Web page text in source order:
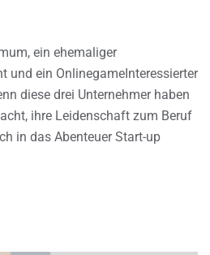
ein ehemaliger
und ein OnlinegameInteressierter
diese drei Unternehmer haben
ihre Leidenschaft zum Beruf
in das Abenteuer Start-up